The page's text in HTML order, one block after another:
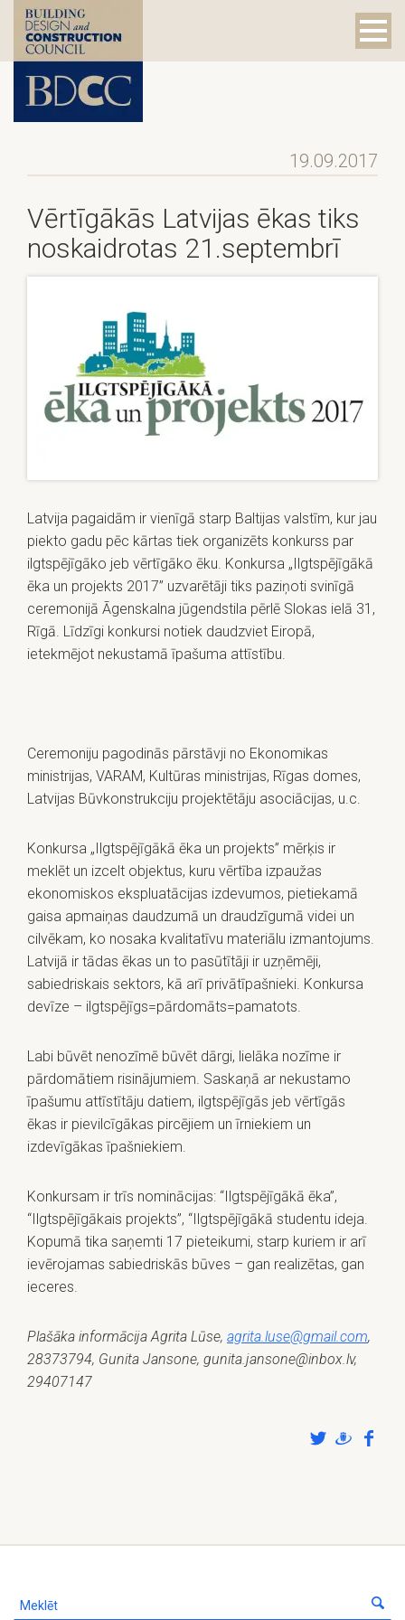
19.09.2017
Vērtīgākās Latvijas ēkas tiks
noskaidrotas 21.septembrī
Latvija pagaidām ir vienīgā starp Baltijas valstīm, kur jau
piekto gadu pēc kārtas tiek organizēts konkurss par
ilgtspējīgāko jeb vērtīgāko ēku. Konkursa „Ilgtspējīgākā
ēka un projekts 2017” uzvarētāji tiks paziņoti svinīgā
ceremonijā Āgenskalna jūgendstila pērlē Slokas ielā 31,
Rīgā. Līdzīgi konkursi notiek daudzviet Eiropā,
ietekmējot nekustamā īpašuma attīstību.
Ceremoniju pagodinās pārstāvji no Ekonomikas
ministrijas, VARAM, Kultūras ministrijas, Rīgas domes,
Latvijas Būvkonstrukciju projektētāju asociācijas, u.c.
Konkursa „Ilgtspējīgākā ēka un projekts” mērķis ir
meklēt un izcelt objektus, kuru vērtība izpaužas
ekonomiskos ekspluatācijas izdevumos, pietiekamā
gaisa apmaiņas daudzumā un draudzīgumā videi un
cilvēkam, ko nosaka kvalitatīvu materiālu izmantojums.
Latvijā ir tādas ēkas un to pasūtītāji ir uzņēmēji,
sabiedriskais sektors, kā arī privātīpašnieki. Konkursa
devīze – ilgtspējīgs=pārdomāts=pamatots.
Labi būvēt nenozīmē būvēt dārgi, lielāka nozīme ir
pārdomātiem risinājumiem. Saskaņā ar nekustamo
īpašumu attīstītāju datiem, ilgtspējīgās jeb vērtīgās
ēkas ir pievilcīgākas pircējiem un īrniekiem un
izdevīgākas īpašniekiem.
Konkursam ir trīs nominācijas: “Ilgtspējīgākā ēka”,
“Ilgtspējīgākais projekts”, “Ilgtspējīgākā studentu ideja.
Kopumā tika saņemti 17 pieteikumi, starp kuriem ir arī
ievērojamas sabiedriskās būves – gan realizētas, gan
ieceres.
Plašāka informācija Agrita Lūse, agrita.luse@gmail.com,
28373794, Gunita Jansone, gunita.jansone@inbox.lv,
29407147